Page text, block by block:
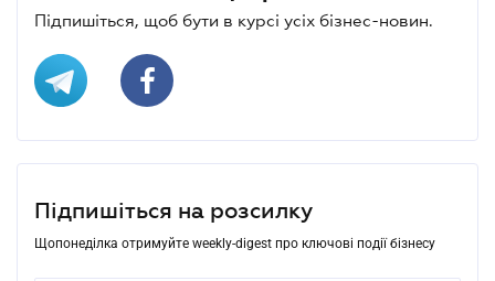
Підпишіться, щоб бути в курсі усіх бізнес-новин.
Підпишіться на розсилку
Щопонеділка отримуйте weekly-digest про ключові події бізнесу